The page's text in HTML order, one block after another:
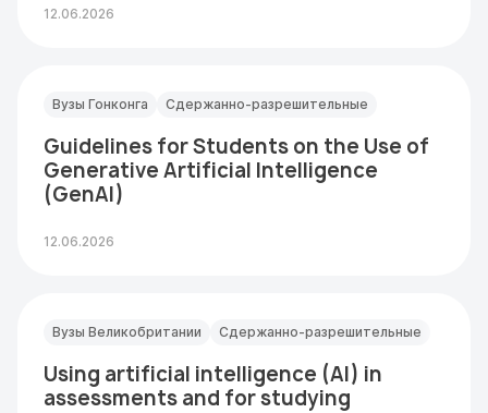
12.06.2026
Вузы Гонконга Сдержанно-разрешительные
Guidelines for Students on the Use of
Generative Artificial Intelligence
(GenAI)
12.06.2026
Вузы Великобритании Сдержанно-разрешительные
Using artificial intelligence (AI) in
assessments and for studying